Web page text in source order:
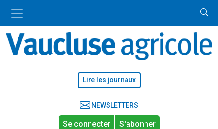
Lire les journaux
NEWSLETTERS
Se connecter S'abonner